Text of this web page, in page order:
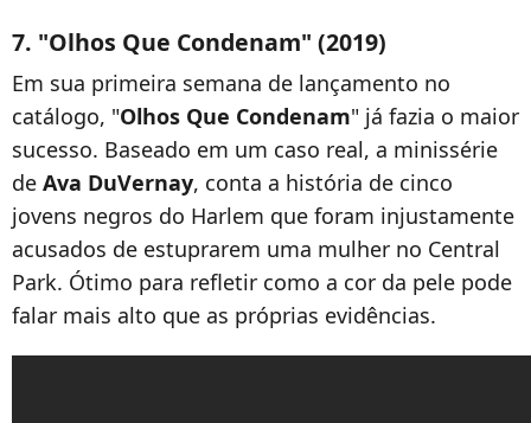
7. "Olhos Que Condenam" (2019)
Em sua primeira semana de lançamento no
catálogo, "Olhos Que Condenam" já fazia o maior
sucesso. Baseado em um caso real, a minissérie
de Ava DuVernay, conta a história de cinco
jovens negros do Harlem que foram injustamente
acusados de estuprarem uma mulher no Central
Park. Ótimo para refletir como a cor da pele pode
falar mais alto que as próprias evidências.